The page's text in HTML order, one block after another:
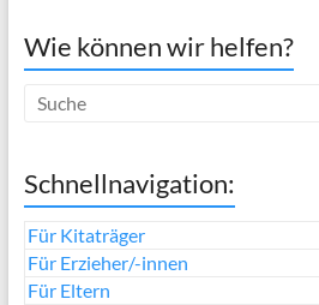
Wie können wir helfen?
Schnellnavigation:
Für Kitaträger
Für Erzieher/-innen
Für Eltern